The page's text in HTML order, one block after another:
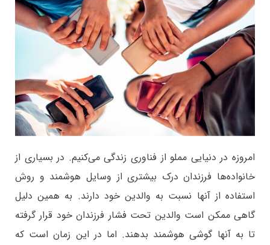
امروزه در دنیایی مملو از فناوری زندگی می‌کنیم. در بسیاری از
خانواده‌ها فرزندان درک بیشتری از وسایل هوشمند و روش
استفاده از آنها نسبت به والدین خود دارند. به همین دلیل
گاهی ممکن است والدین تحت فشار فرزندان خود قرار گرفته
تا به آنها گوشی هوشمند بدهند. اما در این زمان است که